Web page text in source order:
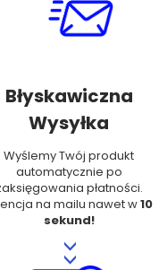
Błyskawiczna
Wysyłka
Wyślemy Twój produkt
automatycznie po
płatności.
na mailu nawet w10
sekund!
>>